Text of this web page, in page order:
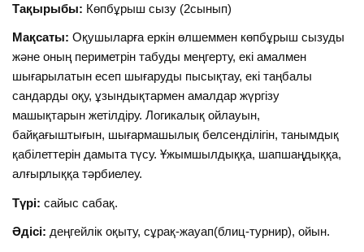
Тақырыбы: Көпбұрыш сызу (2сынып)
Мақсаты: Оқушыларға еркін өлшеммен көпбұрыш сызуды
және оның периметрін табуды меңгерту, екі амалмен
шығарылатын есеп шығаруды пысықтау, екі таңбалы
сандарды оқу, ұзындықтармен амалдар жүргізу
машықтарын жетілдіру. Логикалық ойлауын,
байқағыштығын, шығармашылық белсенділігін, танымдық
қабілеттерін дамыта түсу. Ұжымшылдыққа, шапшаңдыққа,
алғырлыққа тәрбиелеу.
Түрі: сайыс сабақ.
Әдісі: деңгейлік оқыту, сұрақ-жауап(блиц-турнир), ойын.